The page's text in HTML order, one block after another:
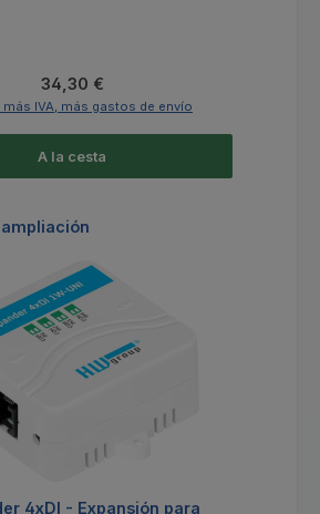
Precio normal:
34,30 €
IVA, más gastos de envío
A la cesta
de productos
4xDI - Expansión para